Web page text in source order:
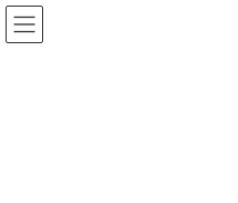
コ
ン
ナ
ビ